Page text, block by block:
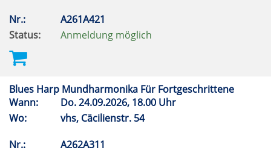
Nr.:
A261A421
Status:
Anmeldung möglich
Blues Harp Mundharmonika Für Fortgeschrittene
Wann:
Do.24.09.2026, 18.00 Uhr
Wo:
vhs, Cäcilienstr. 54
Nr.:
A262A311